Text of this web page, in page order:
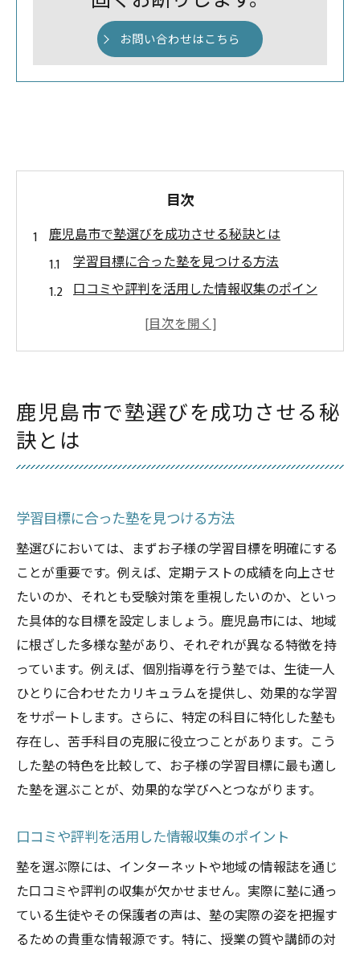
お問い合わせはこちら
目次
鹿児島市で塾選びを成功させる秘訣とは
学習目標に合った塾を見つける方法
口コミや評判を活用した情報収集のポイン
カリキュラムの柔軟性と対応力を確認する
地域密着型の塾が鹿児島市で選ばれる理由
地域のニーズに応じた指導方法の強み
保護者との密接なコミュニケーション
地域社会に貢献する塾の役割
個別指導が強みの鹿児島市の塾で未来を切り開
く
個別指導のメリットと効果
生徒一人ひとりに合わせた指導スタイル
学習の進捗を管理するシステムの活用
個別指導で培う自立学習能力
個別指導塾の選び方と注意点
鹿児島市の塾選びで注意すべきポイント
学費とコストパフォーマンスの比較
長期的な学習計画の重要性
塾の特色と自分に合った教育方針
鹿児島市で塾選びを成功させる秘
訣とは
学習目標に合った塾を見つける方法
塾選びにおいては、まずお子様の学習目標を明確にする
ことが重要です。例えば、定期テストの成績を向上させ
たいのか、それとも受験対策を重視したいのか、といっ
た具体的な目標を設定しましょう。鹿児島市には、地域
に根ざした多様な塾があり、それぞれが異なる特徴を持
っています。例えば、個別指導を行う塾では、生徒一人
ひとりに合わせたカリキュラムを提供し、効果的な学習
をサポートします。さらに、特定の科目に特化した塾も
存在し、苦手科目の克服に役立つことがあります。こう
した塾の特色を比較して、お子様の学習目標に最も適し
た塾を選ぶことが、効果的な学びへとつながります。
口コミや評判を活用した情報収集のポイント
塾を選ぶ際には、インターネットや地域の情報誌を通じ
た口コミや評判の収集が欠かせません。実際に塾に通っ
ている生徒やその保護者の声は、塾の実際の姿を把握す
るための貴重な情報源です。特に、授業の質や講師の対